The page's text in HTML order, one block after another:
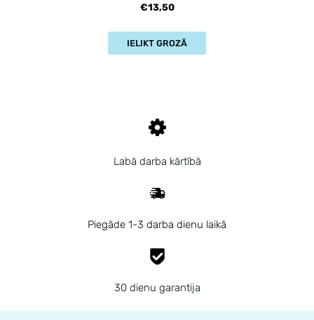
Labā darba kārtībā
Piegāde 1-3 darba dienu laikā
30 dienu garantija
€13,50
IELIKT GROZĀ